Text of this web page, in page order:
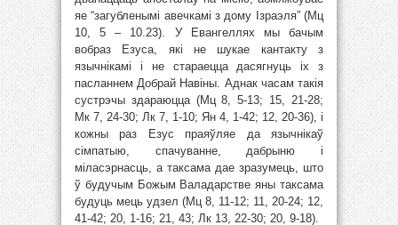
яе “загубленымі авечкамі з дому Ізраэля” (Мц
10, 5 – 10.23). У Евангеллях мы бачым
вобраз Езуса, які не шукае кантакту з
язычнікамі і не стараецца дасягнуць іх з
пасланнем Добрай Навіны. Аднак часам такія
сустрэчы здараюцца (Мц 8, 5-13; 15, 21-28;
Мк 7, 24-30; Лк 7, 1-10; Ян 4, 1-42; 12, 20-36), і
кожны раз Езус праяўляе да язычнікаў
сімпатыю, спачуванне, дабрыню і
міласэрнасць, а таксама дае зразумець, што
ў будучым Божым Валадарстве яны таксама
будуць мець удзел (Мц 8, 11-12; 11, 20-24; 12,
41-42; 20, 1-16; 21, 43; Лк 13, 22-30; 20, 9-18).